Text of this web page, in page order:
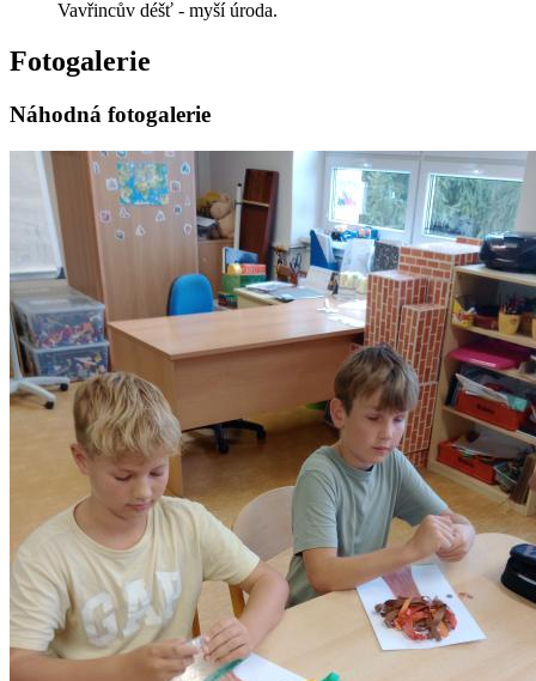
Vavřincův déšť - myší úroda.
Fotogalerie
Náhodná fotogalerie